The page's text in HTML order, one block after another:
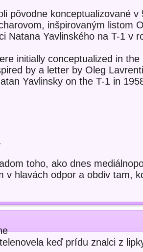
pôvodne konceptualizované
inšpirovaným listom
Natana Yavlinského na T-1 v
initially conceptualized in
by a letter by Oleg
Yavlinsky on the T-1 in
toho, ako dnes
v hlavách odpor a obdiv tam,
keď prídu znalci z